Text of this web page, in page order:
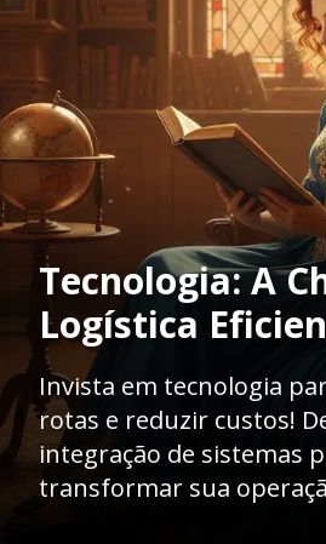
Tecnologia: A
Logística
Invista em tecnologia
rotas e reduzir custos!
integração de sistemas
transformar sua